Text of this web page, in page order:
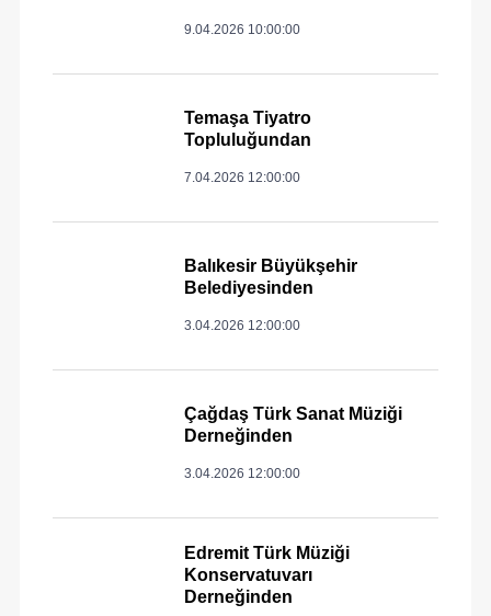
9.04.2026 10:00:00
Temaşa Tiyatro
Topluluğundan
7.04.2026 12:00:00
Balıkesir Büyükşehir
Belediyesinden
3.04.2026 12:00:00
Çağdaş Türk Sanat Müziği
Derneğinden
3.04.2026 12:00:00
Edremit Türk Müziği
Konservatuvarı
Derneğinden